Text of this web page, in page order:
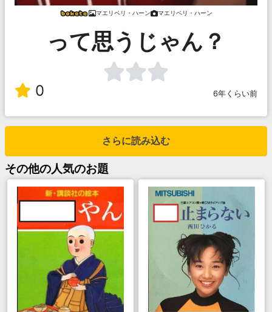
マエリベリ・ハーン マエリベリ・ハーン
って思うじゃん？
0 6年くらい前
さらに読み込む
その他の人気のお題